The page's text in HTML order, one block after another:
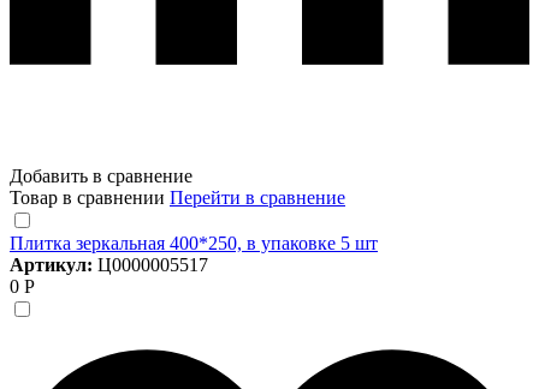
Добавить в сравнение
Товар в сравнении Перейти в сравнение
Плитка зеркальная 400*250, в упаковке 5 шт
Артикул: Ц0000005517
0 Р